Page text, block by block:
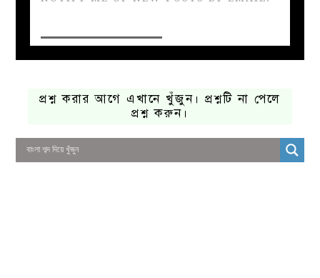
প্রশ্ন করার আগে এখানে খুঁজুন। প্রশ্নটি না পেলে
প্রশ্ন করুন।